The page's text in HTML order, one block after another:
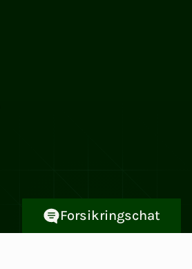
Forsikringschat